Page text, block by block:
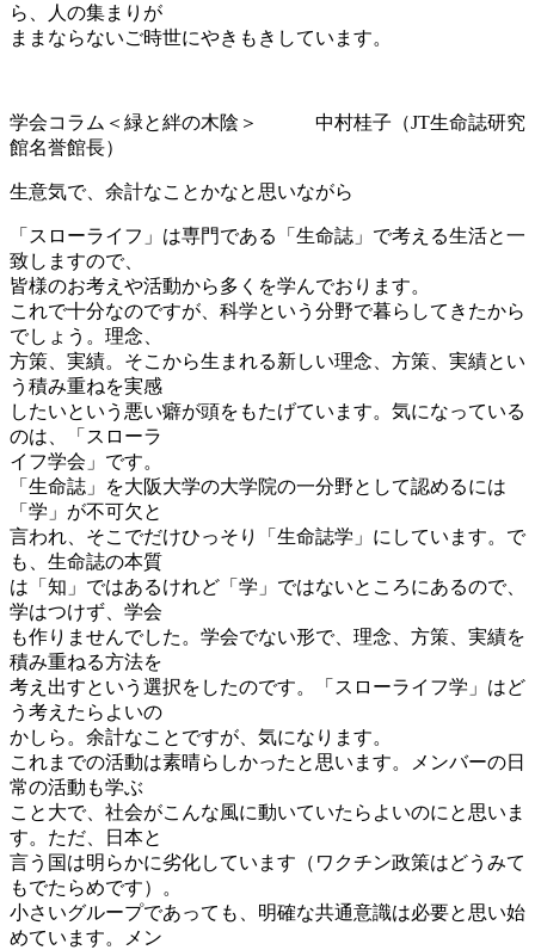
ら、人の集まりが
ままならないご時世にやきもきしています。
学会コラム＜緑と絆の木陰＞ 中村桂子（JT生命誌研究
館名誉館長）
生意気で、余計なことかなと思いながら
「スローライフ」は専門である「生命誌」で考える生活と一
致しますので、
皆様のお考えや活動から多くを学んでおります。
これで十分なのですが、科学という分野で暮らしてきたから
でしょう。理念、
方策、実績。そこから生まれる新しい理念、方策、実績とい
う積み重ねを実感
したいという悪い癖が頭をもたげています。気になっている
のは、「スローラ
イフ学会」です。
「生命誌」を大阪大学の大学院の一分野として認めるには
「学」が不可欠と
言われ、そこでだけひっそり「生命誌学」にしています。で
も、生命誌の本質
は「知」ではあるけれど「学」ではないところにあるので、
学はつけず、学会
も作りませんでした。学会でない形で、理念、方策、実績を
積み重ねる方法を
考え出すという選択をしたのです。「スローライフ学」はど
う考えたらよいの
かしら。余計なことですが、気になります。
これまでの活動は素晴らしかったと思います。メンバーの日
常の活動も学ぶ
こと大で、社会がこんな風に動いていたらよいのにと思いま
す。ただ、日本と
言う国は明らかに劣化しています（ワクチン政策はどうみて
もでたらめです）。
小さいグループであっても、明確な共通意識は必要と思い始
めています。メン